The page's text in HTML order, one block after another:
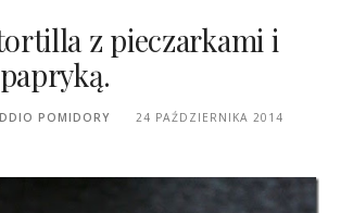
z pieczarkami i
POMIDORY
24 PAŹDZIERNIKA 2014